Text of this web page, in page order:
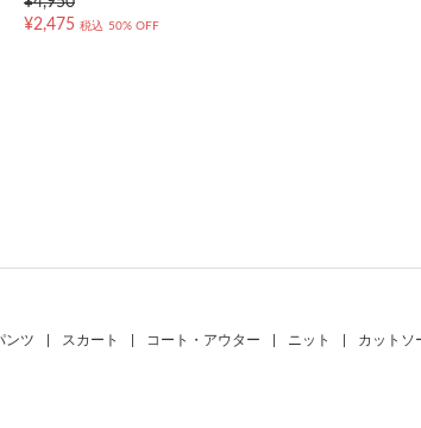
¥2,475 税込 50% OFF
ンツ スカート コート・アウター ニット カットソ